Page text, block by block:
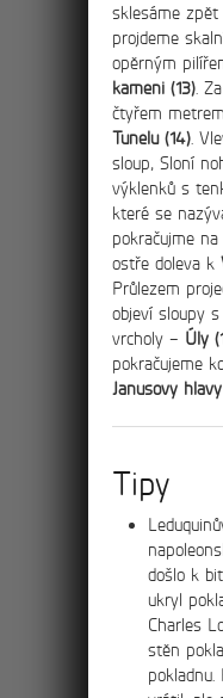
Do skalního
vstupujeme
Pohled ze
historických
Po
sklesáme
projdeme
opěrným
kameni (13) .
čtyřem
Tunelu (14) .
sloup, Sloní
výklenků s
které se
pokračujme
ostře doleva k
Průlezem
objeví sloupy
vrcholy – Úly
pokračujeme
Janusovy
Tipy
došlo k
ukryl
Charles
stěn